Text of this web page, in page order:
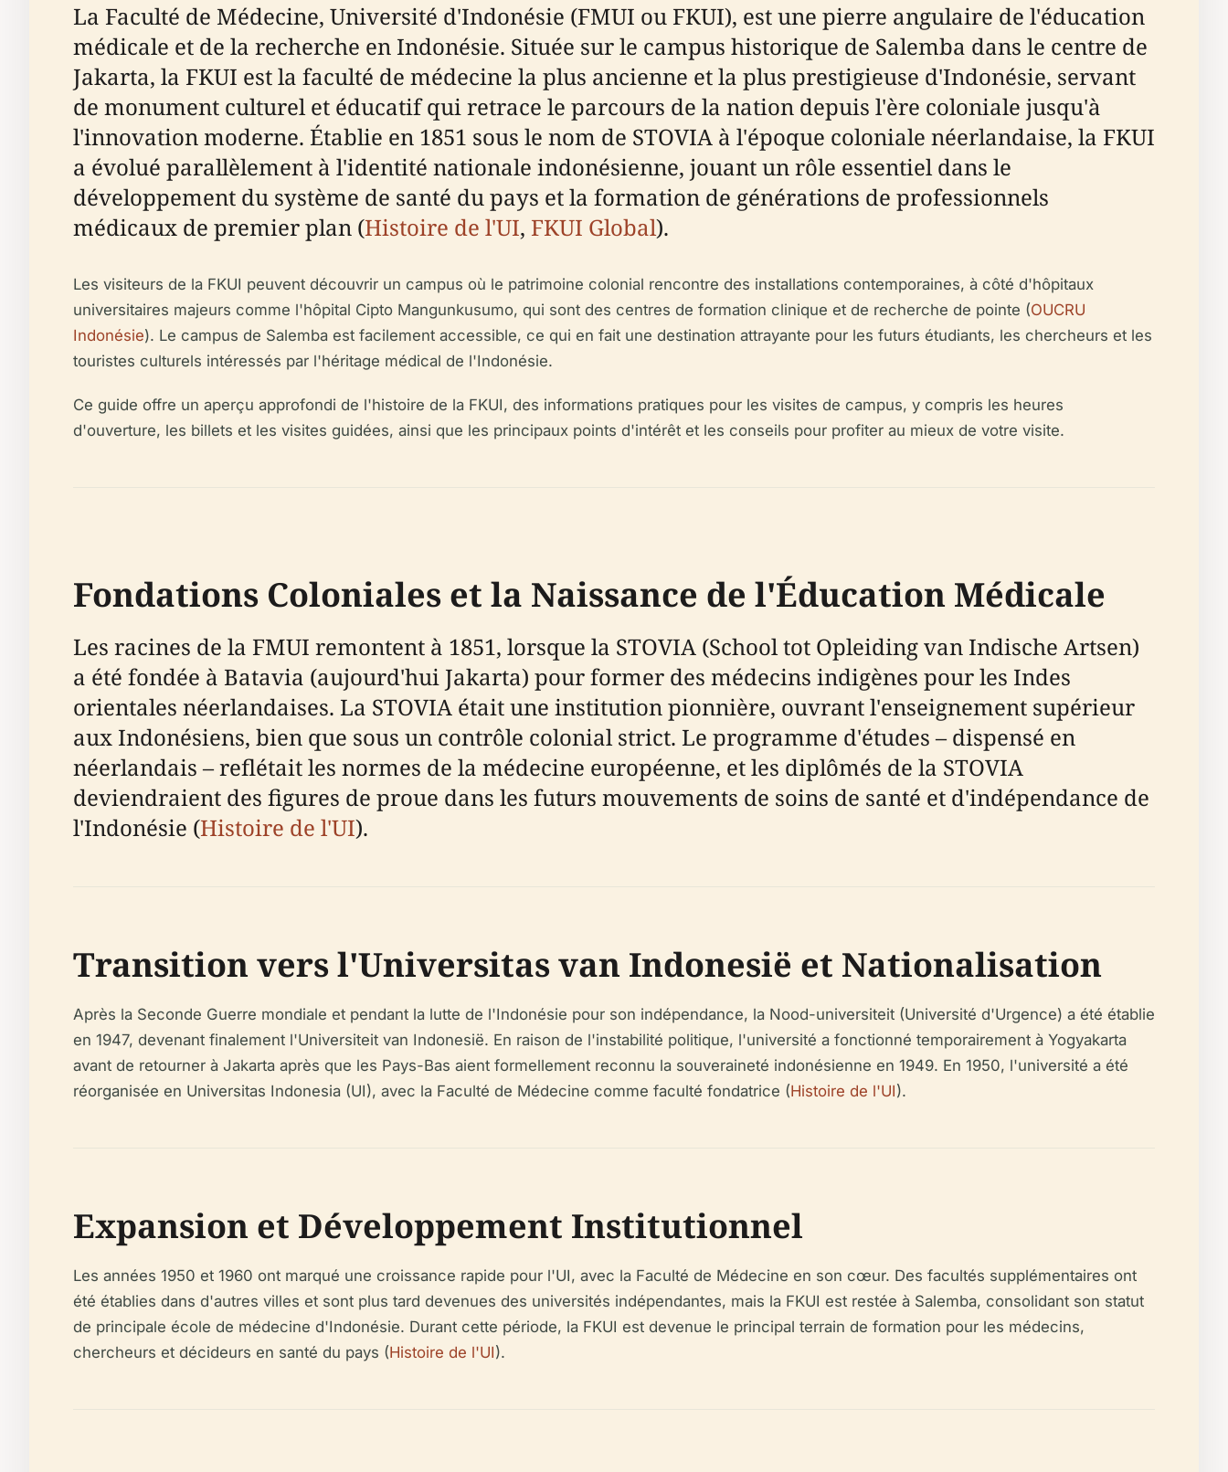
La Faculté de Médecine, Université d'Indonésie (FMUI ou FKUI), est une pierre angulaire de l'éducation
médicale et de la recherche en Indonésie. Située sur le campus historique de Salemba dans le centre de
Jakarta, la FKUI est la faculté de médecine la plus ancienne et la plus prestigieuse d'Indonésie, servant
de monument culturel et éducatif qui retrace le parcours de la nation depuis l'ère coloniale jusqu'à
l'innovation moderne. Établie en 1851 sous le nom de STOVIA à l'époque coloniale néerlandaise, la FKUI
a évolué parallèlement à l'identité nationale indonésienne, jouant un rôle essentiel dans le
développement du système de santé du pays et la formation de générations de professionnels
médicaux de premier plan (Histoire de l'UI, FKUI Global).
Les visiteurs de la FKUI peuvent découvrir un campus où le patrimoine colonial rencontre des installations contemporaines, à côté d'hôpitaux
universitaires majeurs comme l'hôpital Cipto Mangunkusumo, qui sont des centres de formation clinique et de recherche de pointe (OUCRU
Indonésie). Le campus de Salemba est facilement accessible, ce qui en fait une destination attrayante pour les futurs étudiants, les chercheurs et les
touristes culturels intéressés par l'héritage médical de l'Indonésie.
Ce guide offre un aperçu approfondi de l'histoire de la FKUI, des informations pratiques pour les visites de campus, y compris les heures
d'ouverture, les billets et les visites guidées, ainsi que les principaux points d'intérêt et les conseils pour profiter au mieux de votre visite.
Fondations Coloniales et la Naissance de l'Éducation Médicale
Les racines de la FMUI remontent à 1851, lorsque la STOVIA (School tot Opleiding van Indische Artsen)
a été fondée à Batavia (aujourd'hui Jakarta) pour former des médecins indigènes pour les Indes
orientales néerlandaises. La STOVIA était une institution pionnière, ouvrant l'enseignement supérieur
aux Indonésiens, bien que sous un contrôle colonial strict. Le programme d'études – dispensé en
néerlandais – reflétait les normes de la médecine européenne, et les diplômés de la STOVIA
deviendraient des figures de proue dans les futurs mouvements de soins de santé et d'indépendance de
l'Indonésie (Histoire de l'UI).
Transition vers l'Universitas van Indonesië et Nationalisation
Après la Seconde Guerre mondiale et pendant la lutte de l'Indonésie pour son indépendance, la Nood-universiteit (Université d'Urgence) a été établie
en 1947, devenant finalement l'Universiteit van Indonesië. En raison de l'instabilité politique, l'université a fonctionné temporairement à Yogyakarta
avant de retourner à Jakarta après que les Pays-Bas aient formellement reconnu la souveraineté indonésienne en 1949. En 1950, l'université a été
réorganisée en Universitas Indonesia (UI), avec la Faculté de Médecine comme faculté fondatrice (Histoire de l'UI).
Expansion et Développement Institutionnel
Les années 1950 et 1960 ont marqué une croissance rapide pour l'UI, avec la Faculté de Médecine en son cœur. Des facultés supplémentaires ont
été établies dans d'autres villes et sont plus tard devenues des universités indépendantes, mais la FKUI est restée à Salemba, consolidant son statut
de principale école de médecine d'Indonésie. Durant cette période, la FKUI est devenue le principal terrain de formation pour les médecins,
chercheurs et décideurs en santé du pays (Histoire de l'UI).